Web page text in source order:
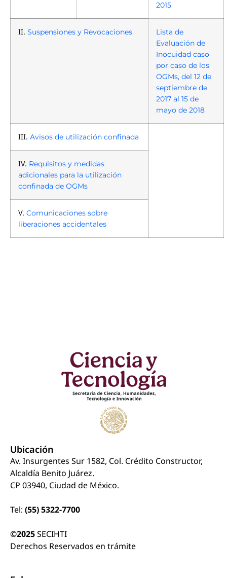
2015
II. Suspensiones y Revocaciones
Lista de
Evaluación de
Inocuidad caso
por caso de los
OGMs, del 12 de
septiembre de
2017 al 15 de
mayo de 2018
III. Avisos de utilización confinada
IV. Requisitos y medidas
adicionales para la utilización
confinada de OGMs
V. Comunicaciones sobre
liberaciones accidentales
Ubicación
Av. Insurgentes Sur 1582, Col. Crédito Constructor,
Alcaldía Benito Juárez.
CP 03940, Ciudad de México.
Tel: (55) 5322-7700
©2025SECIHTI
Derechos Reservados en trámite